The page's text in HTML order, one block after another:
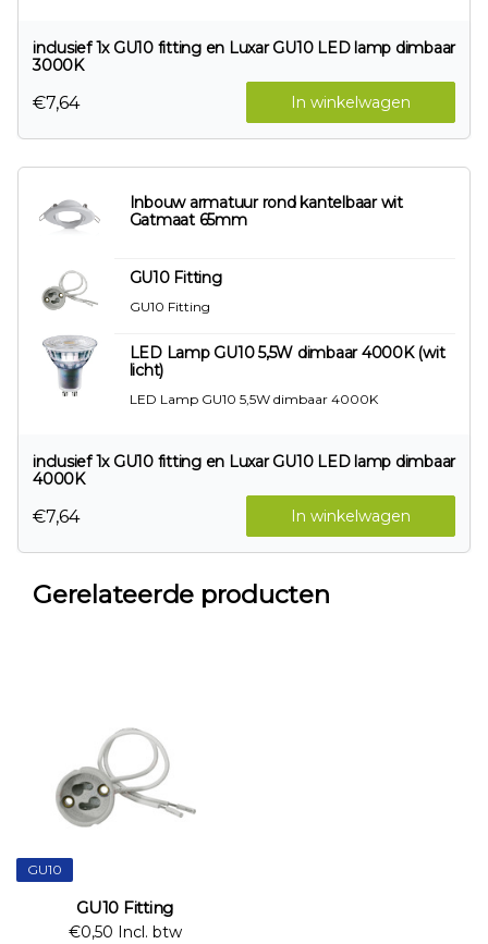
inclusief 1x GU10 fitting en Luxar GU10 LED lamp dimbaar
3000K
In winkelwagen
€7,64
Inbouw armatuur rond kantelbaar wit
Gatmaat 65mm
GU10 Fitting
GU10 Fitting
LED Lamp GU10 5,5W dimbaar 4000K (wit
licht)
LED Lamp GU10 5,5W dimbaar 4000K
inclusief 1x GU10 fitting en Luxar GU10 LED lamp dimbaar
4000K
In winkelwagen
€7,64
Gerelateerde producten
GU10
GU10 Fitting
€0,50 Incl. btw